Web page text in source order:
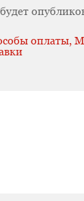
оплаты,